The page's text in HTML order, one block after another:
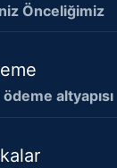
Önceliğimiz
altyapısı